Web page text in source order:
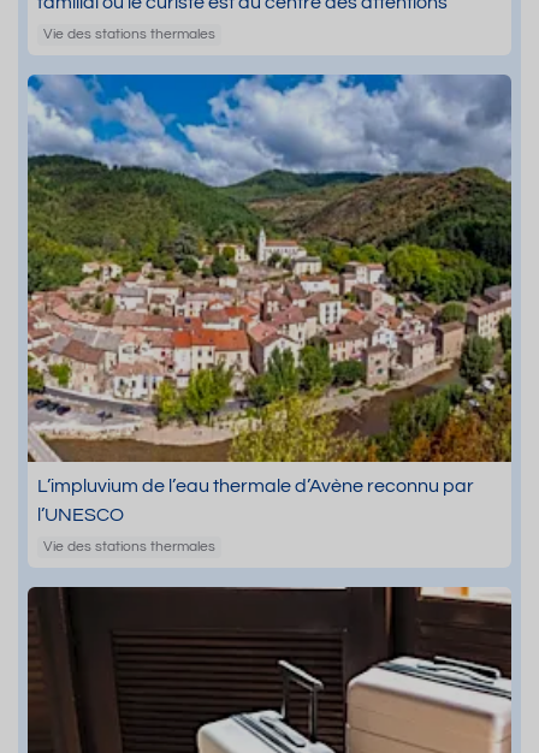
Vie des stations thermales
L’impluvium de l’eau thermale d’Avène reconnu par
l’UNESCO
Vie des stations thermales